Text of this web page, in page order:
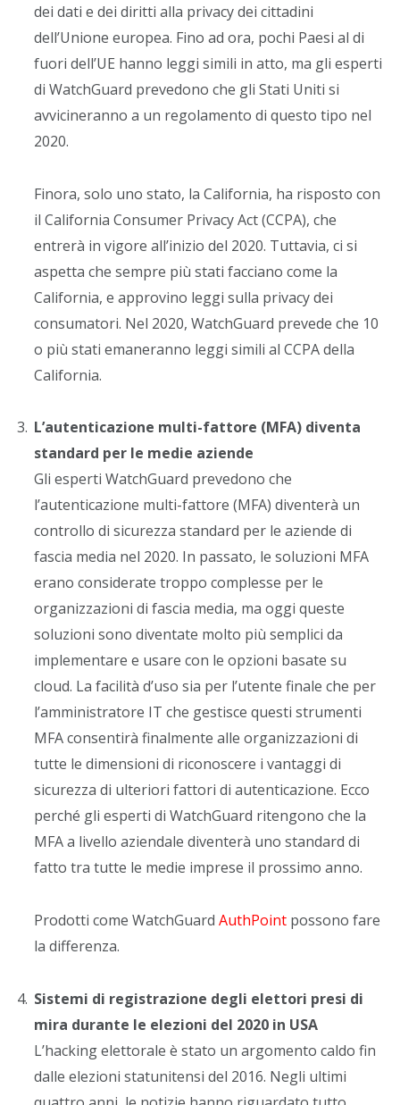
dei dati e dei diritti alla privacy dei cittadini
dell’Unione europea. Fino ad ora, pochi Paesi al di
fuori dell’UE hanno leggi simili in atto, ma gli esperti
di WatchGuard prevedono che gli Stati Uniti si
avvicineranno a un regolamento di questo tipo nel
2020.
Finora, solo uno stato, la California, ha risposto con
il California Consumer Privacy Act (CCPA), che
entrerà in vigore all’inizio del 2020. Tuttavia, ci si
aspetta che sempre più stati facciano come la
California, e approvino leggi sulla privacy dei
consumatori. Nel 2020, WatchGuard prevede che 10
o più stati emaneranno leggi simili al CCPA della
California.
L’autenticazione multi-fattore (MFA) diventa
standard per le medie aziende
Gli esperti WatchGuard prevedono che
l’autenticazione multi-fattore (MFA) diventerà un
controllo di sicurezza standard per le aziende di
fascia media nel 2020. In passato, le soluzioni MFA
erano considerate troppo complesse per le
organizzazioni di fascia media, ma oggi queste
soluzioni sono diventate molto più semplici da
implementare e usare con le opzioni basate su
cloud. La facilità d’uso sia per l’utente finale che per
l’amministratore IT che gestisce questi strumenti
MFA consentirà finalmente alle organizzazioni di
tutte le dimensioni di riconoscere i vantaggi di
sicurezza di ulteriori fattori di autenticazione. Ecco
perché gli esperti di WatchGuard ritengono che la
MFA a livello aziendale diventerà uno standard di
fatto tra tutte le medie imprese il prossimo anno.
Prodotti come WatchGuard AuthPoint possono fare
la differenza.
Sistemi di registrazione degli elettori presi di
mira durante le elezioni del 2020 in USA
L’hacking elettorale è stato un argomento caldo fin
dalle elezioni statunitensi del 2016. Negli ultimi